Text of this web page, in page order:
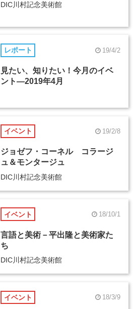
DIC川村記念美術館
レポート 19/4/2
見たい、知りたい！今月のイベ
ント―2019年4月
イベント 19/2/8
ジョゼフ・コーネル コラージ
ュ＆モンタージュ
DIC川村記念美術館
イベント 18/10/1
言語と美術－平出隆と美術家た
ち
DIC川村記念美術館
イベント 18/3/9